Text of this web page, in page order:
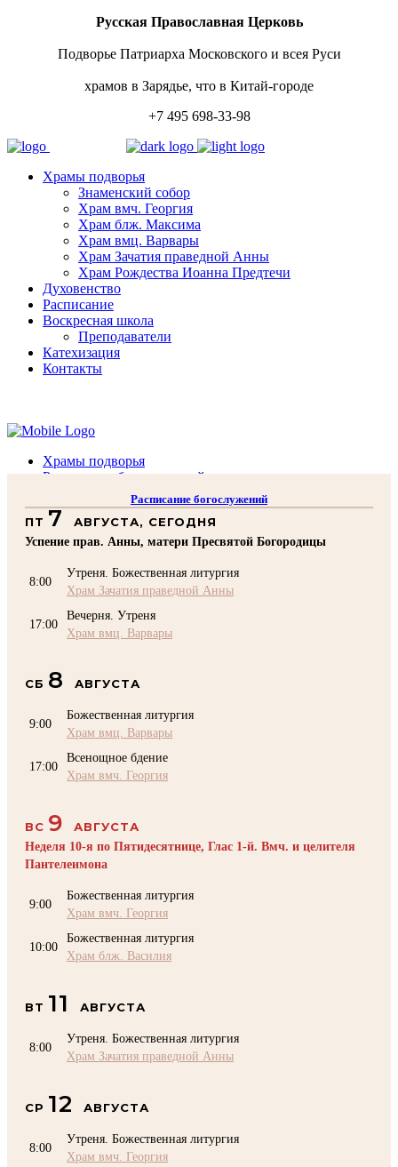
Русская Православная Церковь
Подворье Патриарха Московского и всея Руси
храмов в Зарядье, что в Китай-городе
+7 495 698-33-98
Храмы подворья
Знаменский собор
Храм вмч. Георгия
Храм блж. Максима
Храм вмц. Варвары
Храм Зачатия праведной Анны
Храм Рождества Иоанна Предтечи
Духовенство
Расписание
Воскресная школа
Преподаватели
Катехизация
Контакты
Храмы подворья
Расписание богослужений
Воскресная школа
Преподаватели Воскресной школы
Катехизация
Помочь Подворью
Расписание богослужений
ПТ 7 АВГУСТА, СЕГОДНЯ
Успение прав. Анны, матери Пресвятой Богородицы
8:00
Утреня. Божественная литургия
Храм Зачатия праведной Анны
17:00
Вечерня. Утреня
Храм вмц. Варвары
СБ 8 АВГУСТА
9:00
Божественная литургия
Храм вмц. Варвары
17:00
Всенощное бдение
Храм вмч. Георгия
ВС 9
АВГУСТА
Неделя 10-я по Пятидесятнице, Глас 1-й. Вмч. и целителя
Пантелеимона
9:00
Божественная литургия
Храм вмч. Георгия
10:00
Божественная литургия
Храм блж. Василия
ВТ 11 АВГУСТА
8:00
Утреня. Божественная литургия
Храм Зачатия праведной Анны
СР 12 АВГУСТА
8:00
Утреня. Божественная литургия
Храм вмч. Георгия